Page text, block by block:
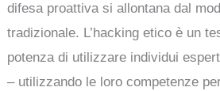
difesa proattiva si allontana dal
tradizionale. L’hacking etico è un
potenza di utilizzare individui
– utilizzando le loro competenze